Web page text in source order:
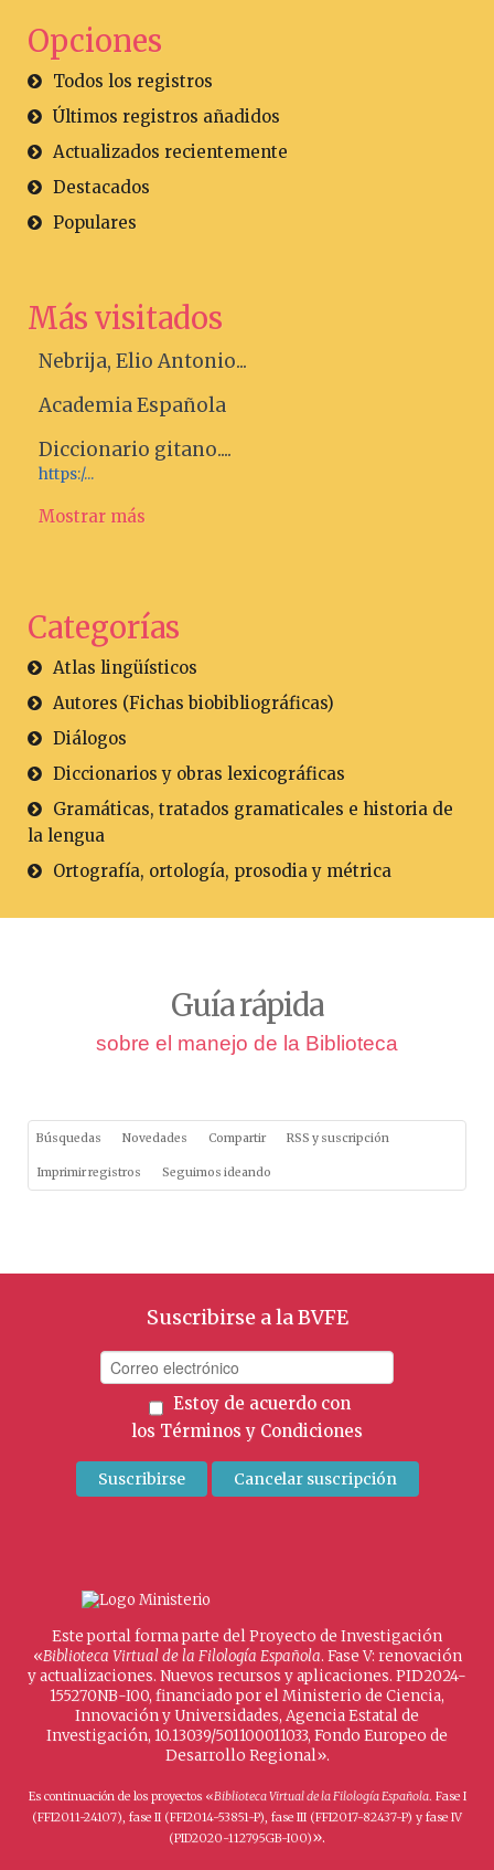
Opciones
Todos los registros
Últimos registros añadidos
Actualizados recientemente
Destacados
Populares
Más visitados
Nebrija, Elio Antonio...
Academia Española
Diccionario gitano....
https:/...
Mostrar más
Categorías
Atlas lingüísticos
Autores (Fichas biobibliográficas)
Diálogos
Diccionarios y obras lexicográficas
Gramáticas, tratados gramaticales e historia de
la lengua
Ortografía, ortología, prosodia y métrica
Guía rápida
sobre el manejo de la Biblioteca
Búsquedas Novedades Compartir RSS y suscripción
Imprimir registros Seguimos ideando
Suscribirse a la BVFE
Estoy de acuerdo con
los Términos y Condiciones
Este portal forma parte del Proyecto de Investigación
«Biblioteca Virtual de la Filología Española. Fase V: renovación
y actualizaciones. Nuevos recursos y aplicaciones. PID2024-
155270NB-I00, financiado por el Ministerio de Ciencia,
Innovación y Universidades, Agencia Estatal de
Investigación, 10.13039/501100011033, Fondo Europeo de
Desarrollo Regional».
Es continuación de los proyectos «Biblioteca Virtual de la Filología Española. Fase I
(FFI2011-24107), fase II (FFI2014-53851-P), fase III (FFI2017-82437-P) y fase IV
(PID2020-112795GB-I00)».